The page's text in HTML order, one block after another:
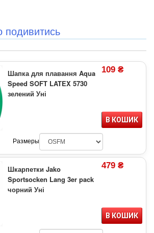
подивитись
Шапка для плавання Aqua
Speed SOFT LATEX 5730
зелений Уні
109 ₴
В КОШИК
Размеры
Шкарпетки Jako
Sportsocken Lang 3er pack
чорний Уні
479 ₴
В КОШИК